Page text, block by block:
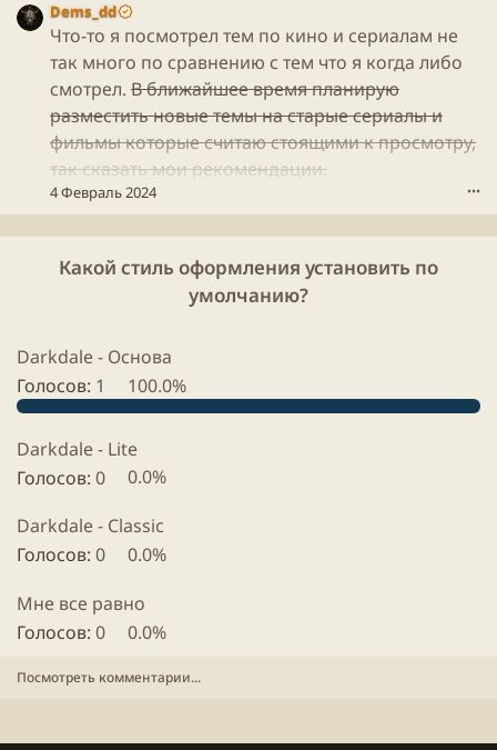
и
л
е
L
i
a
N
r
Y
)
п
р
о
ф
л
i
a
d
Dems_dd
Что-то я посмотрел тем по кино и сериалам не
так много по сравнению с тем что я когда либо
смотрел. В ближайшее время планирую
разместить новые темы на старые сериалы и
фильмы которые считаю стоящими к просмотру,
так сказать мои рекомендации.
4 Февраль 2024 •••
Какой стиль оформления установить по
умолчанию?
Darkdale - Основа
Голосов: 1 100.0%
Darkdale - Lite
Голосов: 0
0.0%
Darkdale - Classic
Голосов: 0
0.0%
Мне все равно
Голосов: 0 0.0%
Посмотреть комментарии...